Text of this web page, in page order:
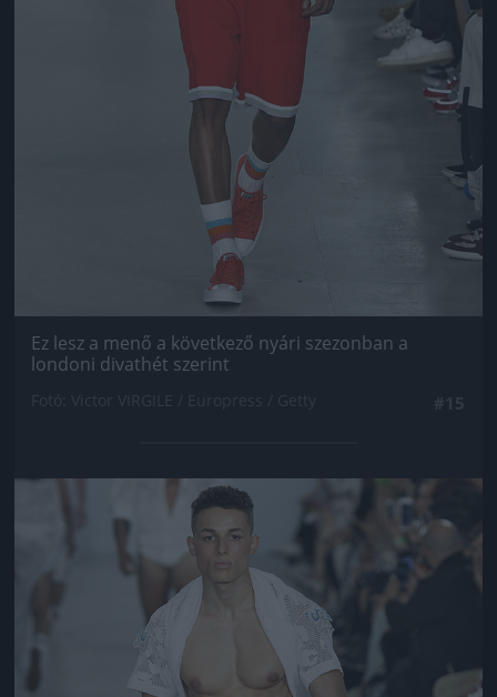
Ez lesz a menő a következő nyári szezonban a
londoni divathét szerint
Jön még kép!